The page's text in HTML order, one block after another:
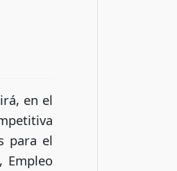
en el
para el
Empleo